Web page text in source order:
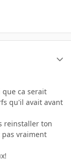
que ca serait
qu'il avait avant
reinstaller ton
vraiment